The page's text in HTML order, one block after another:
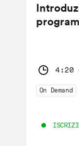
4:20
On Demand